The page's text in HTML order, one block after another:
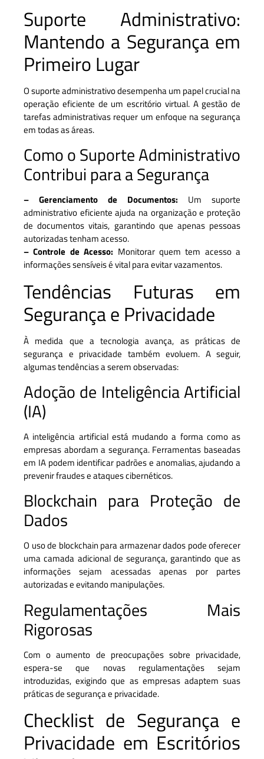
Suporte Administrativo:
Mantendo a Segurança em
Primeiro Lugar
O suporte administrativo desempenha um papel crucial na
operação eficiente de um escritório virtual. A gestão de
tarefas administrativas requer um enfoque na segurança
em todas as áreas.
Como o Suporte Administrativo
Contribui para a Segurança
– Gerenciamento de Documentos: Um suporte
administrativo eficiente ajuda na organização e proteção
de documentos vitais, garantindo que apenas pessoas
autorizadas tenham acesso.
– Controle de Acesso: Monitorar quem tem acesso a
informações sensíveis é vital para evitar vazamentos.
Tendências Futuras em
Segurança e Privacidade
À medida que a tecnologia avança, as práticas de
segurança e privacidade também evoluem. A seguir,
algumas tendências a serem observadas:
Adoção de Inteligência Artificial
(IA)
A inteligência artificial está mudando a forma como as
empresas abordam a segurança. Ferramentas baseadas
em IA podem identificar padrões e anomalias, ajudando a
prevenir fraudes e ataques cibernéticos.
Blockchain para Proteção de
Dados
O uso de blockchain para armazenar dados pode oferecer
uma camada adicional de segurança, garantindo que as
informações sejam acessadas apenas por partes
autorizadas e evitando manipulações.
Regulamentações Mais
Rigorosas
Com o aumento de preocupações sobre privacidade,
espera-se que novas regulamentações sejam
introduzidas, exigindo que as empresas adaptem suas
práticas de segurança e privacidade.
Checklist de Segurança e
Privacidade em Escritórios